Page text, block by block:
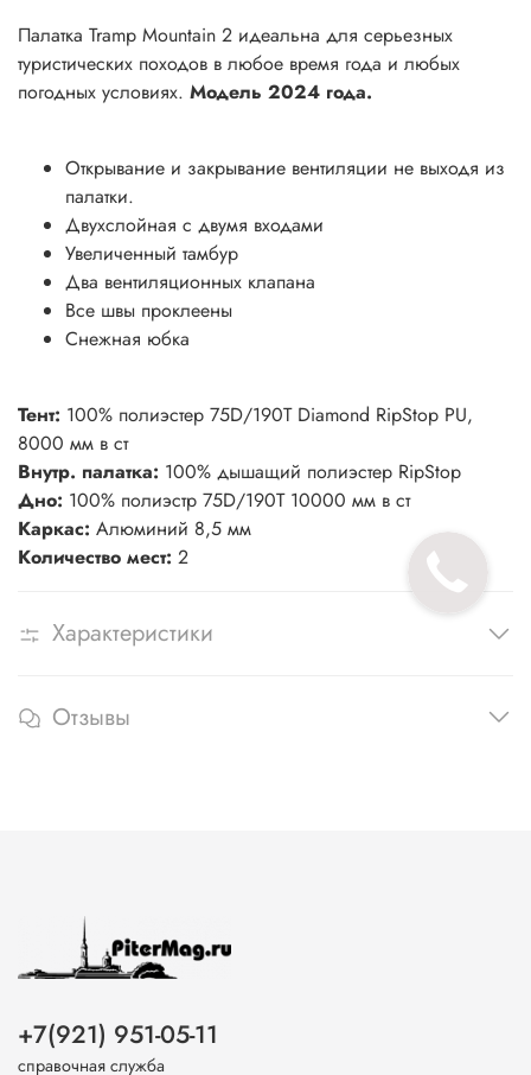
Палатка Tramp Mountain 2 идеальна для серьезных
туристических походов в любое время года и любых
погодных условиях. Модель 2024 года.
Открывание и закрывание вентиляции не выходя из
палатки.
Двухслойная с двумя входами
Увеличенный тамбур
Два вентиляционных клапана
Все швы проклеены
Снежная юбка
Тент: 100% полиэстер 75D/190T Diamond RipStop PU,
8000 мм в ст
Внутр. палатка: 100% дышащий полиэстер RipStop
Дно: 100% полиэстр 75D/190T 10000 мм в ст
Каркас: Алюминий 8,5 мм
Количество мест: 2
Характеристики
Отзывы
+7(921) 951-05-11
справочная служба